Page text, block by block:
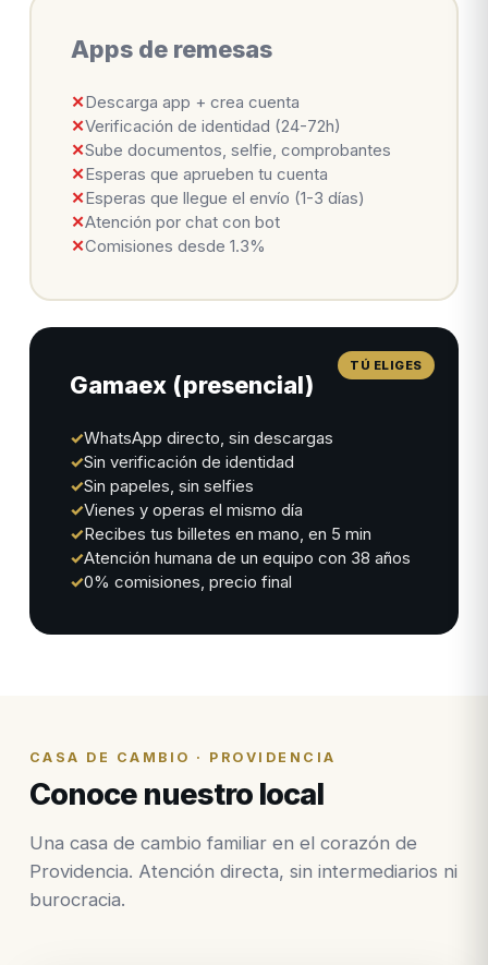
Apps de remesas
✕ Descarga app + crea cuenta
✕Verificación de identidad (24-72h)
✕Sube documentos, selfie, comprobantes
✕ Esperas que aprueben tu cuenta
✕ Esperas que llegue el envío (1-3 días)
✕Atención por chat con bot
✕Comisiones desde 1.3%
Gamaex (presencial)
✓WhatsApp directo, sin descargas
✓Sin verificación de identidad
✓Sin papeles, sin selfies
✓Vienes y operas el mismo día
✓Recibes tus billetes en mano, en 5 min
✓Atención humana de un equipo con 38 años
✓0% comisiones, precio final
CASA DE CAMBIO · PROVIDENCIA
Conoce nuestro local
Una casa de cambio familiar en el corazón de
Providencia. Atención directa, sin intermediarios ni
burocracia.